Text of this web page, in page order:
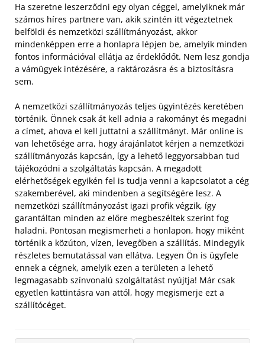
Ha szeretne leszerződni egy olyan céggel, amelyiknek már
számos híres partnere van, akik szintén itt végeztetnek
belföldi és nemzetközi szállítmányozást, akkor
mindenképpen erre a honlapra lépjen be, amelyik minden
fontos információval ellátja az érdeklődőt. Nem lesz gondja
a vámügyek intézésére, a raktározásra és a biztosításra
sem.
A nemzetközi szállítmányozás teljes ügyintézés keretében
történik. Önnek csak át kell adnia a rakományt és megadni
a címet, ahova el kell juttatni a szállítmányt. Már online is
van lehetősége arra, hogy árajánlatot kérjen a nemzetközi
szállítmányozás kapcsán, így a lehető leggyorsabban tud
tájékozódni a szolgáltatás kapcsán. A megadott
elérhetőségek egyikén fel is tudja venni a kapcsolatot a cég
szakemberével, aki mindenben a segítségére lesz. A
nemzetközi szállítmányozást igazi profik végzik, így
garantáltan minden az előre megbeszéltek szerint fog
haladni. Pontosan megismerheti a honlapon, hogy miként
történik a közúton, vízen, levegőben a szállítás. Mindegyik
részletes bemutatással van ellátva. Legyen Ön is ügyfele
ennek a cégnek, amelyik ezen a területen a lehető
legmagasabb színvonalú szolgáltatást nyújtja! Már csak
egyetlen kattintásra van attól, hogy megismerje ezt a
szállítócéget.